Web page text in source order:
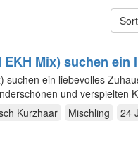
Süße Kitten (BKH EKH Mix)
und verspielten
Kurzhaar Mischling 24